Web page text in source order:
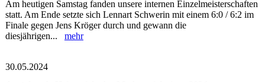
Am heutigen Samstag fanden unsere internen Einzelmeisterschaften
statt. Am Ende setzte sich Lennart Schwerin mit einem 6:0 / 6:2 im
Finale gegen Jens Kröger durch und gewann die
diesjährigen... mehr
30.05.2024